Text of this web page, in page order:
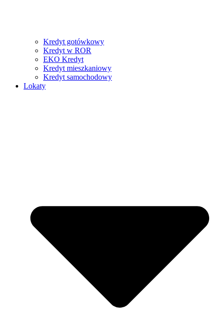
Kredyt gotówkowy
Kredyt w ROR
EKO Kredyt
Kredyt mieszkaniowy
Kredyt samochodowy
Lokaty